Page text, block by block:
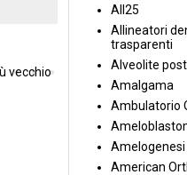
vecchio
All25
Allineatori
trasparenti
Alveolite
Amalgama
Ambulatorio
American